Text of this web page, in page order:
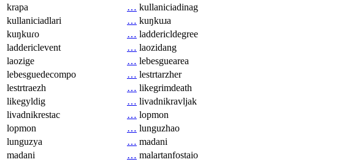
krapa
… kullaniciadinag
kullaniciadlari
… kuŋkuɹa
kuŋkuɾo
… laddericldegree
laddericlevent
… laozidang
laozige
… lebesguearea
lebesguedecompo
… lestrtarzher
lestrtraezh
… likegrimdeath
likegyldig
… livadnikravljak
livadnikrestac
… lopmon
lopmon
… lunguzhao
lunguzya
… madani
madani
… malartanfostaio